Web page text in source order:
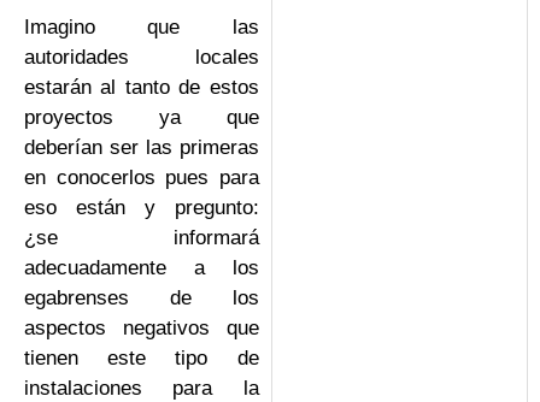
Imagino que las
autoridades locales
estarán al tanto de estos
proyectos ya que
deberían ser las primeras
en conocerlos pues para
eso están y pregunto:
¿se informará
adecuadamente a los
egabrenses de los
aspectos negativos que
tienen este tipo de
instalaciones para la